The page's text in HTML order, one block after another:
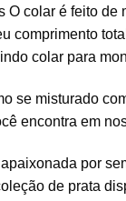
O colar é feito de
comprimento
colar para
se misturado
encontra em
por
de prata